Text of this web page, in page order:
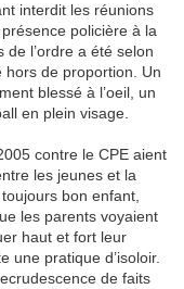
interdit les réunions
policière à la
de l’ordre a été selon
hors de proportion. Un
blessé à l’oeil, un
en plein visage.
contre le CPE aient
les jeunes et la
bon enfant,
les parents voyaient
haut et fort leur
une pratique d’isoloir.
de faits